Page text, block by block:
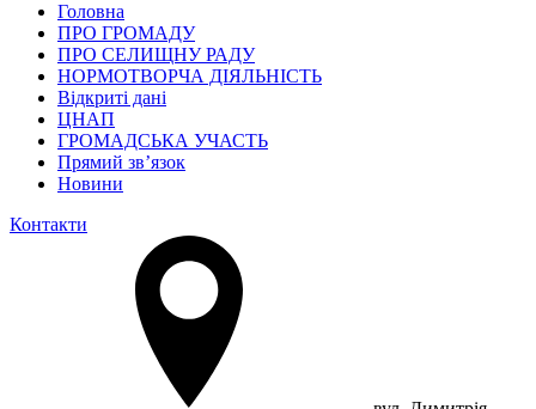
Головна
ПРО ГРОМАДУ
ПРО СЕЛИЩНУ РАДУ
НОРМОТВОРЧА ДІЯЛЬНІСТЬ
Відкриті дані
ЦНАП
ГРОМАДСЬКА УЧАСТЬ
Прямий зв’язок
Новини
Контакти